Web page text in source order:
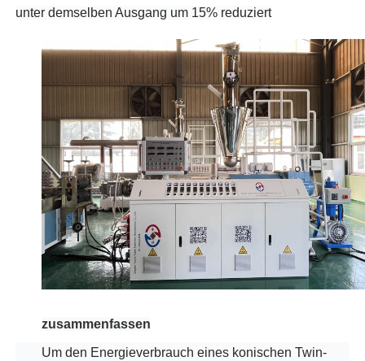
unter demselben Ausgang um 15% reduziert
zusammenfassen
Um den Energieverbrauch eines konischen Twin-